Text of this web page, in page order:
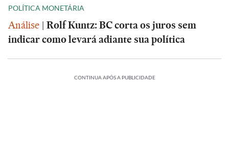
POLÍTICA MONETÁRIA
Análise | Rolf Kuntz: BC corta os juros sem
indicar como levará adiante sua política
CONTINUA APÓS A PUBLICIDADE